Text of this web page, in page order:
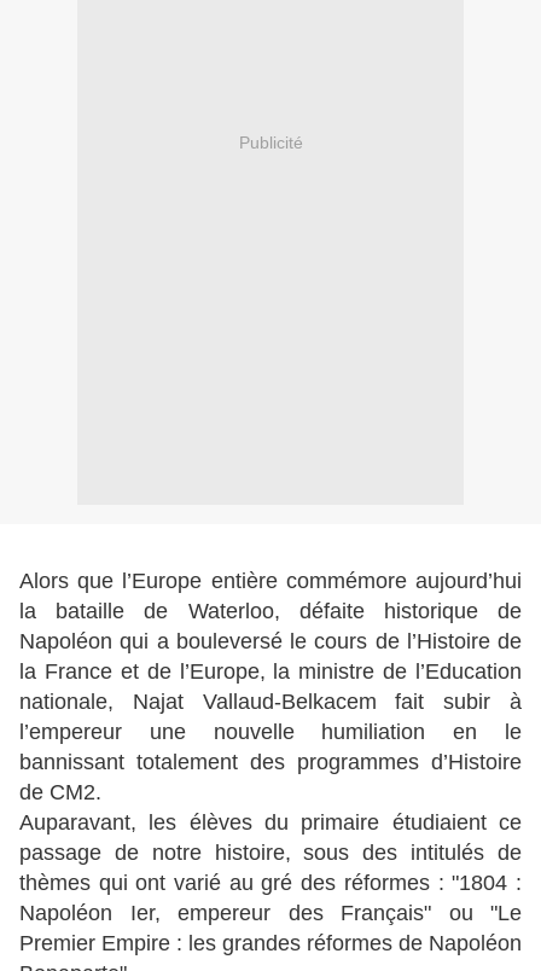
Publicité
Alors que l’Europe entière commémore aujourd’hui
la bataille de Waterloo, défaite historique de
Napoléon qui a bouleversé le cours de l’Histoire de
la France et de l’Europe, la ministre de l’Education
nationale, Najat Vallaud-Belkacem fait subir à
l’empereur une nouvelle humiliation en le
bannissant totalement des programmes d’Histoire
de CM2.
Auparavant, les élèves du primaire étudiaient ce
passage de notre histoire, sous des intitulés de
thèmes qui ont varié au gré des réformes : "1804 :
Napoléon Ier, empereur des Français" ou "Le
Premier Empire : les grandes réformes de Napoléon